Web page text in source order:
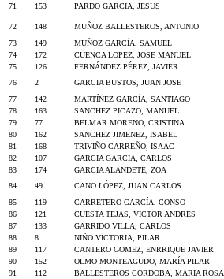
71
153 PARDO GARCIA, JESUS
72 148 MUÑOZ BALLESTEROS, ANTONIO
73
149 MUÑOZ GARCÍA, SAMUEL
74
172 CUENCA LOPEZ, JOSE MANUEL
75
126 FERNÁNDEZ PÉREZ, JAVIER
76
2 GARCIA BUSTOS, JUAN JOSE
77
142 MARTÍNEZ GARCÍA, SANTIAGO
78
163 SANCHEZ PICAZO, MANUEL
79
77 BELMAR MORENO, CRISTINA
80
162 SANCHEZ JIMENEZ, ISABEL
81
168 TRIVIÑO CARREÑO, ISAAC
82
107 GARCIA GARCIA, CARLOS
83
174 GARCIA ALANDETE, ZOA
84
49 CANO LÓPEZ, JUAN CARLOS
85
119 CARRETERO GARCÍA, CONSO
86
121 CUESTA TEJAS, VICTOR ANDRES
87
133 GARRIDO VILLA, CARLOS
88
8 NIÑO VICTORIA, PILAR
89
117 CANTERO GOMEZ, ENRRIQUE JAVIER
90
152 OLMO MONTEAGUDO, MARÍA PILAR
91
112 BALLESTEROS CORDOBA, MARIA ROSA